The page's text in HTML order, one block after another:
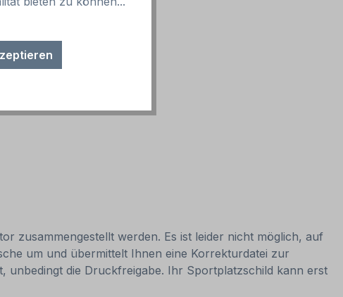
zusammengestellt werden. Es ist leider nicht möglich, auf
um und übermittelt Ihnen eine Korrekturdatei zur
unbedingt die Druckfreigabe. Ihr Sportplatzschild kann erst